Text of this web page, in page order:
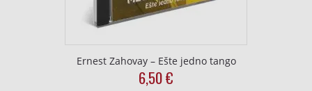
Ernest Zahovay – Ešte jedno tango
6,50€